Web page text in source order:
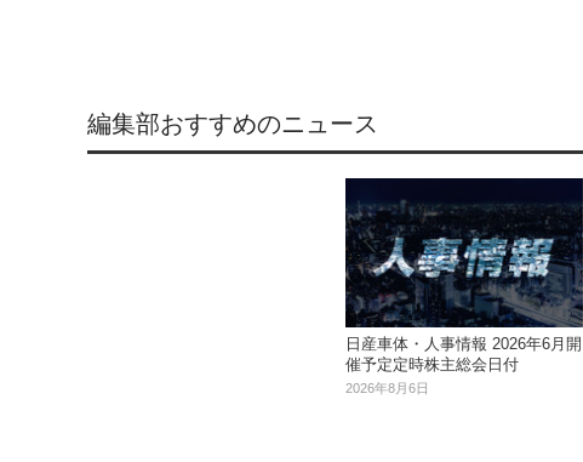
編集部おすすめのニュース
日産車体・人事情報 2026年6月開
催予定定時株主総会日付
2026年8月6日